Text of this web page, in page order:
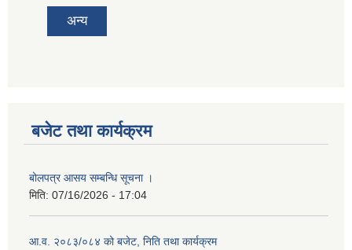
अन्य
बजेट तथा कार्यक्रम
बोलपत्र आसय सम्बन्धि सूचना ।
मिति: 07/16/2026 - 17:04
आ.व. २०८३/०८४ को बजेट, निति तथा कार्यक्रम